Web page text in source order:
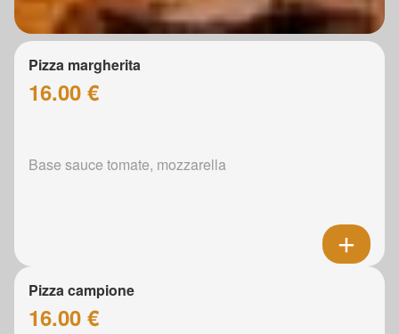
Pizza margherita
16.00 €
Base sauce tomate, mozzarella
Pizza campione
16.00 €